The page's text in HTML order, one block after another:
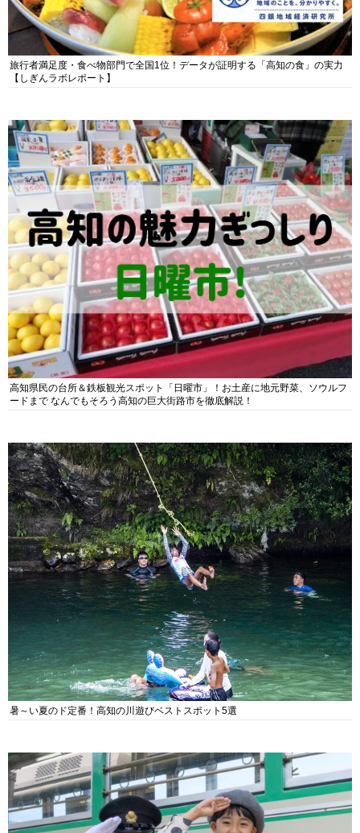
旅行者満足度・食べ物部門で全国1位！データが証明する「高知の食」の実力
【しぎんラボレポート】
高知県民の台所＆鉄板観光スポット「日曜市」！お土産に地元野菜、ソウルフ
ードまで なんでもそろう高知の巨大街路市を徹底解説！
暑～い夏のド定番！高知の川遊びベストスポット5選